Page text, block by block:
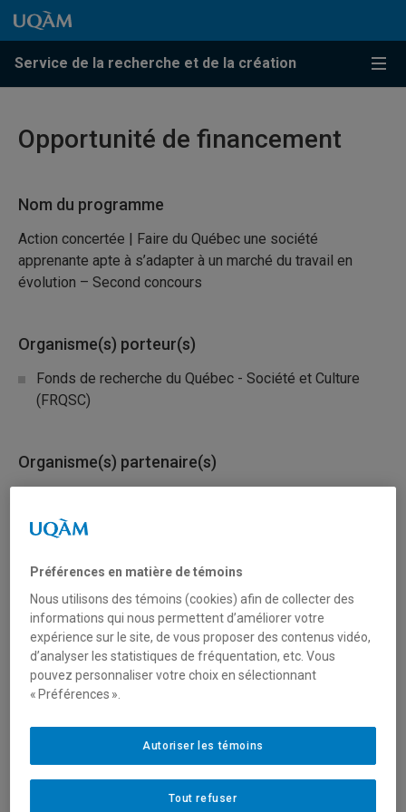
Passer au contenu
Accéder au menu principal
Accéder à la recherche
Passer au contenu
Accéder au menu principal
Service de la recherche et de la création
Menu
Opportunité de financement
Nom du programme
Action concertée | Faire du Québec une société
apprenante apte à s’adapter à un marché du travail en
évolution – Second concours
Organisme(s) porteur(s)
Fonds de recherche du Québec - Société et Culture
(FRQSC)
Organisme(s) partenaire(s)
(MEIE)
Type de financement
Fonctionnement
Secteur(s)
Cet appel de propositions visant à améliorer les
Préférences en matière de témoins
Nous utilisons des témoins (cookies) afin de collecter des
informations qui nous permettent d’améliorer votre
expérience sur le site, de vous proposer des contenus vidéo,
d’analyser les statistiques de fréquentation, etc. Vous
pouvez personnaliser votre choix en sélectionnant
« Préférences ».
Tout refuser
Autoriser les témoins